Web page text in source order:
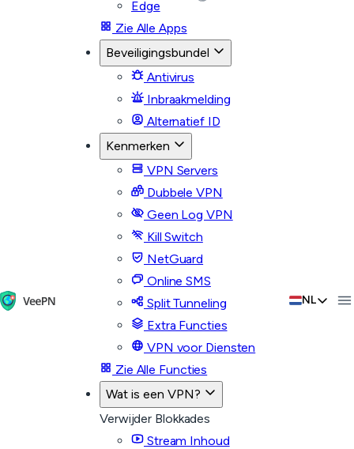
Edge
Zie Alle Apps
Beveiligingsbundel
Antivirus
Inbraakmelding
Alternatief ID
Kenmerken
VPN Servers
Dubbele VPN
Geen Log VPN
Kill Switch
NetGuard
Online SMS
Split Tunneling
Extra Functies
VPN voor Diensten
Zie Alle Functies
Wat is een VPN?
Verwijder Blokkades
Stream Inhoud
NL